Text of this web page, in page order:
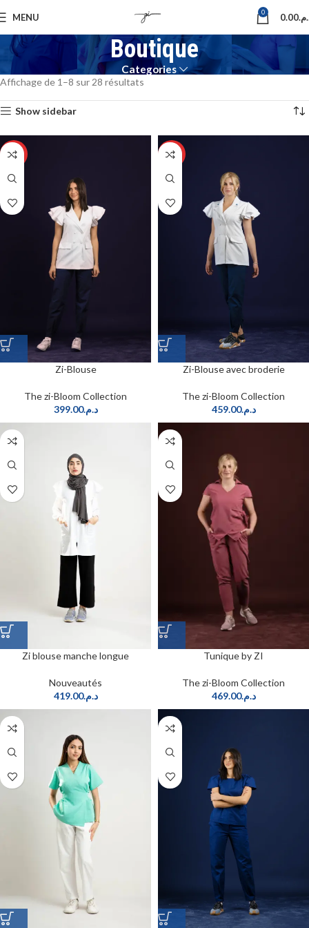
MENU 0 0.00
Boutique
Categories
Affichage de 1–8 sur 28 résultats
Show sidebar
HOT
Zi-Blouse
The zi-Bloom Collection
د.م.399.00
HOT
Zi-Blouse avec broderie
The zi-Bloom Collection
د.م.459.00
Zi blouse manche longue
Nouveautés
د.م.419.00
Tunique by ZI
The zi-Bloom Collection
د.م.469.00